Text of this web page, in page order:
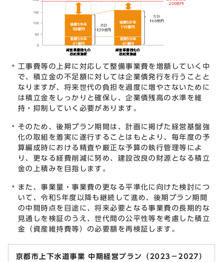
工事費等の上昇に対応して整備事業費を増額していく中
で、積立金の不足額に対しては企業債発行を行うことと
なりますが、将来世代の負担を過度に増やさないために
は積立金をしっかりと確保し、企業債残高の水準を維
持・抑制していく必要があります。
そのため、後期プラン期間は、計画に掲げた経営基盤強
化の取組を着実に遂行することはもとより、毎年度の予
算編成時における精査や厳正な予算の執行管理等によ
り、更なる経費削減に努め、建設改良の財源となる積立
金の上積みを目指します。
また、事業量・事業費の更なる平準化に向けた検討につ
いて、令和5年度以降も継続して進め、後期プラン期間
の中間時点を目途に、将来必要となる事業費の長期的な
見通しを検証のうえ、世代間の公平性等を考慮した積立
金（資産維持費等）の必要額を再検証します。
京都市上下水道事業 中期経営プラン（2023－2027）